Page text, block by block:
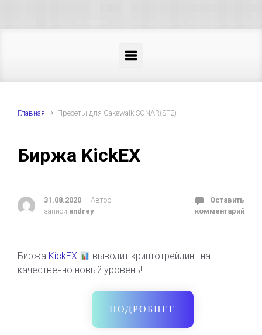
Главная Пресеты для Cakewalk SONAR(SF2)
Биржа KickEX
31.08.2020
Автор
записи andrey
Оставить
комментарий
Биржа KickEX
выводит криптотрейдинг на
качественно новый уровень!·
ПОДРОБНЕЕ